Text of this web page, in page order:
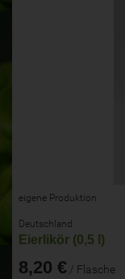
eigene Produktion
Deutschland
Eierlikör (0,5 l)
8,20 € / Flasche